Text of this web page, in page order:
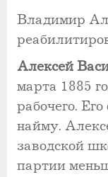
Владимир
Алексей
марта 1885
рабочего.
найму.
заводской
партии